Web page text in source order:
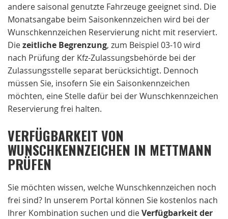
andere saisonal genutzte Fahrzeuge geeignet sind. Die
Monatsangabe beim Saisonkennzeichen wird bei der
Wunschkennzeichen Reservierung nicht mit reserviert.
Diezeitliche Begrenzung, zum Beispiel 03-10 wird
nach Prüfung der Kfz-Zulassungsbehörde bei der
Zulassungsstelle separat berücksichtigt. Dennoch
müssen Sie, insofern Sie ein Saisonkennzeichen
möchten, eine Stelle dafür bei der Wunschkennzeichen
Reservierung frei halten.
VERFÜGBARKEIT VON
WUNSCHKENNZEICHEN IN METTMANN
PRÜFEN
Sie möchten wissen, welche Wunschkennzeichen noch
frei sind? In unserem Portal können Sie kostenlos nach
Ihrer Kombination suchen und dieVerfügbarkeit der